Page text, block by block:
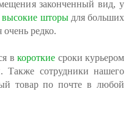
законченный вид, у
высокие шторыдля больших
очень редко.
в короткие сроки курьером
Также сотрудники нашего
товар по почте в любой